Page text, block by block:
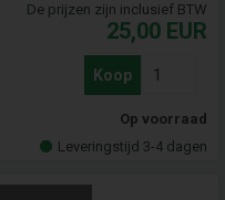
De prijzen zijn inclusief BTW
25,00 EUR
Koop
Op voorraad
Leveringstijd 3-4 dagen